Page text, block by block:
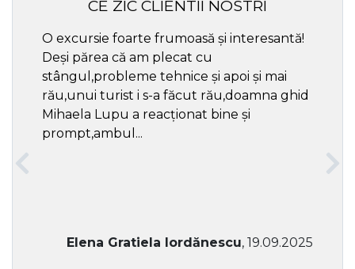
CE ZIC CLIENTII NOSTRI
O excursie foarte frumoasă și interesantă!
Deși părea că am plecat cu
stângul,probleme tehnice și apoi și mai
rău,unui turist i s-a făcut rău,doamna ghid
Mihaela Lupu a reacționat bine și
prompt,ambul...
Elena Gratiela Iordănescu, 19.09.2025